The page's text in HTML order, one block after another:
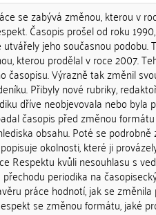
se zabývá změnou, kterou v
Časopis prošel od roku
jeho současnou podobu.
kterou prodělal v roce 2007.
časopisu. Výrazně tak změnil
Přibyly nové rubriky,
dříve neobjevovala nebo byla
časopis před změnou
obsahu. Poté se
okolnosti, které ji
Respektu kvůli nesouhlasu s
periodika na
práce hodnotí, jak se
se změnou formátu, jaké